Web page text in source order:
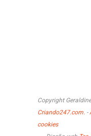
Copyright
Criando247.com. -
cookies